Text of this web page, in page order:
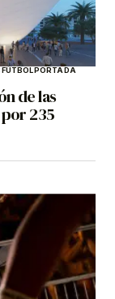
FÚTBOLPORTADA
de las
235